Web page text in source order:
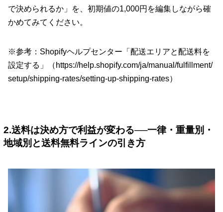
で決められるか」を、初期値の1,000円を編集しながら確
かめてみてください。
※参考：Shopifyヘルプセンター「配送エリアと配送料を
設定する」（ https://help.shopify.com/ja/manual/fulfillment/
setup/shipping-rates/setting-up-shipping-rates）
2.送料は決め方で利益が変わる──一律・重量別・
地域別と送料無料ラインの引き方